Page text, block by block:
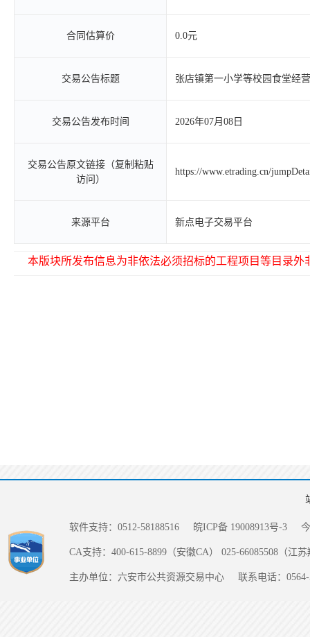
合同估算价 0.0元
交易公告标题 张店镇第一小学等校园食堂经
交易公告发布时间 2026年07月08日
交易公告原文链接（复制粘贴
访问）
https://www.etrading.cn/
来源平台 新点电子交易平台
本版块所发布信息为非依法必须招标的工程项目等目录
软件支持：0512-58188516 皖ICP备 19008913号-3
CA支持：400-615-8899（安徽CA） 025-66085508（江
主办单位：六安市公共资源交易中心 联系电话：0564-